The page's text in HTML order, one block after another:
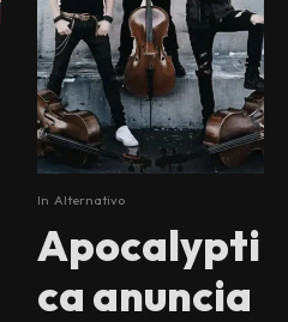
In Alternativo
Apocalypti
ca anuncia